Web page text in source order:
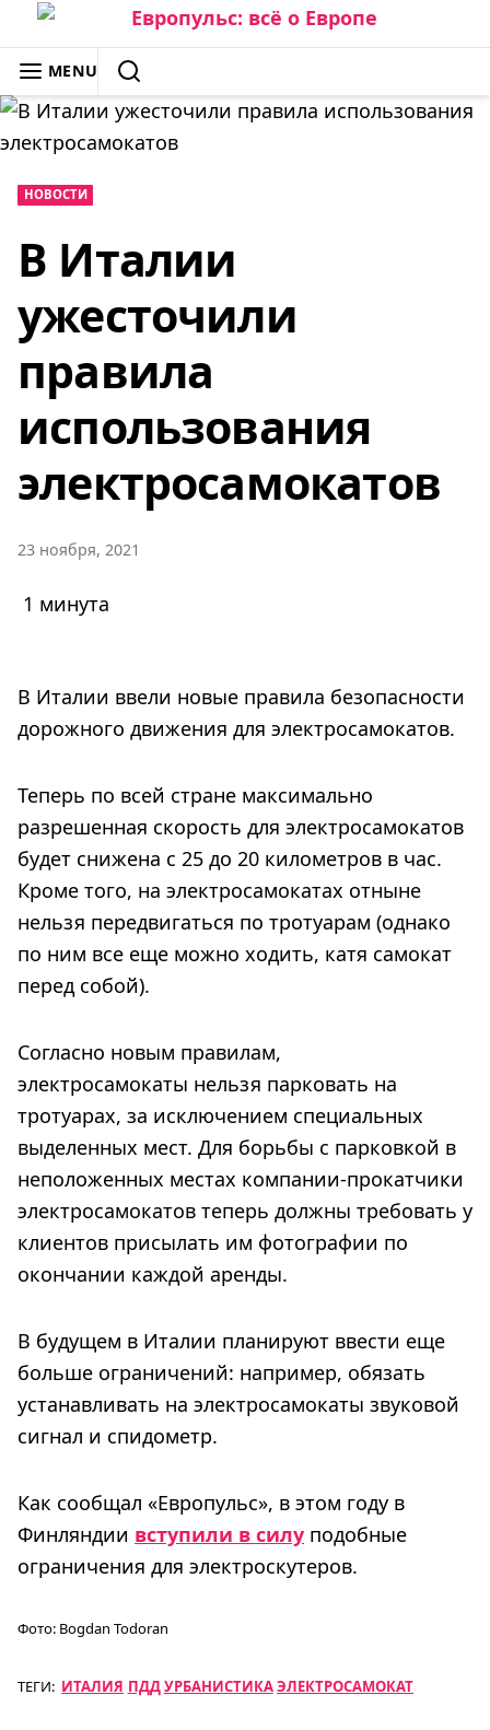
Skip
to
content
ЕВРОПУЛЬС: ВСЁ О ЕВРОПЕ
MENU
SEARCH
НОВОСТИ
В Италии
ужесточили
правила
использования
электросамокатов
23 ноября, 2021
1 минута
В Италии ввели новые правила безопасности
дорожного движения для электросамокатов.
Теперь по всей стране максимально
разрешенная скорость для электросамокатов
будет снижена с 25 до 20 километров в час.
Кроме того, на электросамокатах отныне
нельзя передвигаться по тротуарам (однако
по ним все еще можно ходить, катя самокат
перед собой).
Согласно новым правилам,
электросамокаты нельзя парковать на
тротуарах, за исключением специальных
выделенных мест. Для борьбы с парковкой в
неположенных местах компании-прокатчики
электросамокатов теперь должны требовать у
клиентов присылать им фотографии по
окончании каждой аренды.
В будущем в Италии планируют ввести еще
больше ограничений: например, обязать
устанавливать на электросамокаты звуковой
сигнал и спидометр.
Как сообщал «Европульс», в этом году в
Финляндии вступили в силу подобные
ограничения для электроскутеров.
Фото: Bogdan Todoran
ТЕГИ: ИТАЛИЯ ПДДУРБАНИСТИКАЭЛЕКТРОСАМОКАТ